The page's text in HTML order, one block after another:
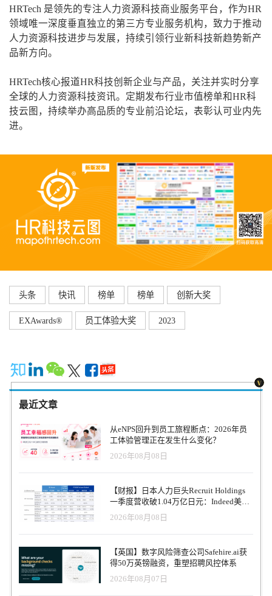
HRTech 是领先的专注人力资源科技商业服务平台，作为HR
领域唯一深度垂直独立的第三方专业服务机构，致力于推动
人力资源科技进步与发展，持续引领行业新科技新趋势新产
品新方向。
HRTech核心报道HR科技创新企业与产品，关注并实时分享
全球的人力资源科技资讯。定期发布行业市值榜单和HR科
技云图，持续举办高品质的专业前沿论坛，表彰认可业内先
进。
头条 快讯 榜单 榜单 创新大奖
EXAwards® 员工体验大奖 2023
最近文章
从eNPS回升到员工旅程断点：2026年员
工体验管理正在发生什么变化？
2026年08月08日
【财报】日本人力巨头Recruit Holdings
一季度营收破1.04万亿日元：Indeed美国
收入逆势增长30%，AI招聘推动利润率升
至47.4%
2026年08月08日
【英国】数字风险筛查公司Safehire.ai获
得50万英镑融资，重塑招聘风控体系
2026年08月07日